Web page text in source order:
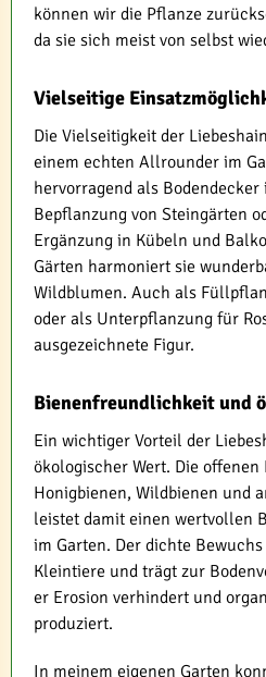
können wir die Pflanze
da sie sich meist von selbst
Vielseitige
Die Vielseitigkeit der
einem echten Allrounder im
hervorragend als
Bepflanzung von Steingärten
Ergänzung in Kübeln und
Gärten harmoniert sie
Wildblumen. Auch als
oder als Unterpflanzung für
ausgezeichnete Figur.
Bienenfreundlichkeit und
Ein wichtiger Vorteil der
ökologischer Wert. Die
Honigbienen, Wildbienen und
leistet damit einen wertvollen
im Garten. Der dichte
Kleintiere und trägt zur
er Erosion verhindert und
produziert.
In meinem eigenen Garten